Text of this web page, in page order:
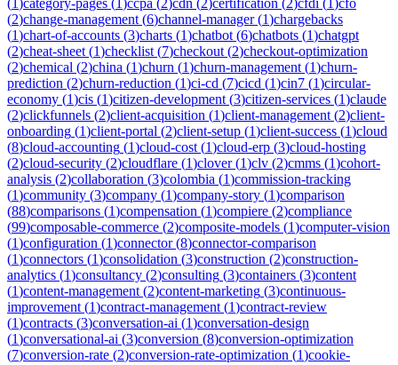
(2)change-management (6)channel-manager(1)chargebacks
(1)chart-of-accounts (3)charts (1)chatbot (6)chatbots (1)chatgpt
(2)cheat-sheet (1)checklist (7)checkout (2)checkout-optimization
(2)chemical (2)china (1)churn (1)churn-management (1)churn-
prediction (2)churn-reduction (1)ci-cd (7)cicd (1)cin7 (1)circular-
economy (1)cis (1)citizen-development (3)citizen-services (1)claude
(2)clickfunnels (2)client-acquisition (1)client-management (2)client-
onboarding (1)client-portal (2)client-setup (1)client-success (1)cloud
(8)cloud-accounting (1)cloud-cost (1)cloud-erp (3)cloud-hosting
(2)cloud-security (2)cloudflare (1)clover(1)clv (2)cmms (1)cohort-
analysis (2)collaboration (3)colombia (1)commission-tracking
(1)community (3)company (1)company-story (1)comparison
(88)comparisons (1)compensation (1)compiere (2)compliance
(99)composable-commerce (2)composite-models (1)computer-vision
(1)configuration (1)connector(8)connector-comparison
(1)connectors (1)consolidation (3)construction (2)construction-
analytics (1)consultancy (2)consulting (3)containers (3)content
(1)content-management (2)content-marketing (3)continuous-
improvement (1)contract-management (1)contract-review
(1)contracts (3)conversation-ai (1)conversation-design
(1)conversational-ai (3)conversion (8)conversion-optimization
(7)conversion-rate (2)conversion-rate-optimization (1)cookie-